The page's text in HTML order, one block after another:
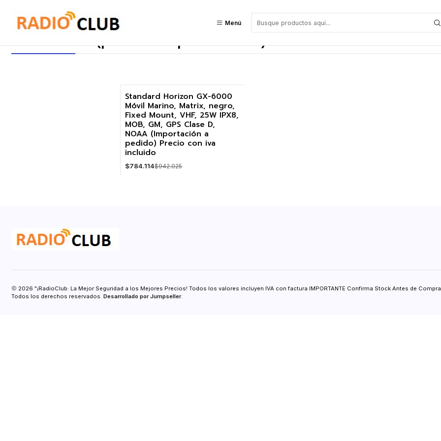
Menú
CPA Alarma (punto de aproximación)
CPA Alarma (punto de aproximación)
-17%
Agotado
Standard Horizon GX-6000
Móvil Marino, Matrix, negro,
Fixed Mount, VHF, 25W IPX8,
MOB, GM, GPS Clase D,
NOAA (Importación a
pedido) Precio con iva
incluido
$784.114$942.025
2026 "¡RadioClub: La Mejor Seguridad a los Mejores Precios! Todos los valores incluyen IVA con factura IMPORTANTE Confirma Stock Antes de
Todos los derechos reservados. Desarrollado por Jumpseller.